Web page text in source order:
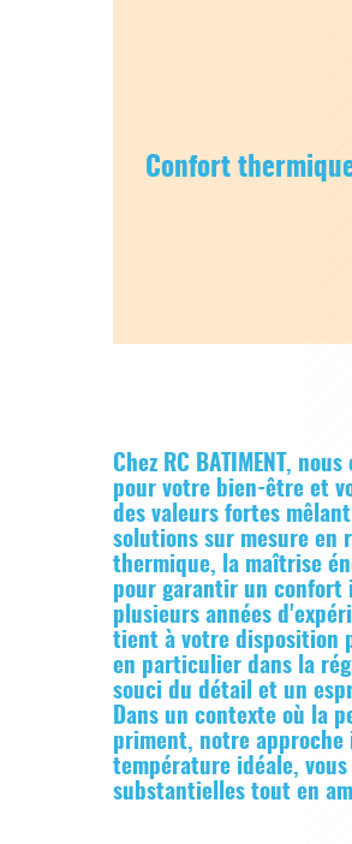
Confort
Chez RC BATIMENT,
pour votre bien-être et
des valeurs fortes
solutions sur mesure en
thermique, la maîtrise
pour garantir un confort
plusieurs années
tient à votre disposition
en particulier dans la
souci du détail et un
Dans un contexte où la
priment, notre approche
température idéale,
substantielles tout en